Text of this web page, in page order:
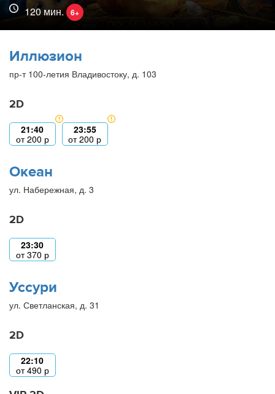
120 мин.
6+
Иллюзион
пр-т 100-летия Владивостоку, д. 103
2D
21:40
от200 р
23:55
от200 р
Океан
ул. Набережная, д. 3
2D
23:30
от370 р
Уссури
ул. Светланская, д. 31
2D
22:10
от490 р